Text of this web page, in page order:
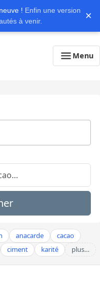
! Enfin une version
à venir.
×
Menu
anacarde
cacao
ciment karité plus…